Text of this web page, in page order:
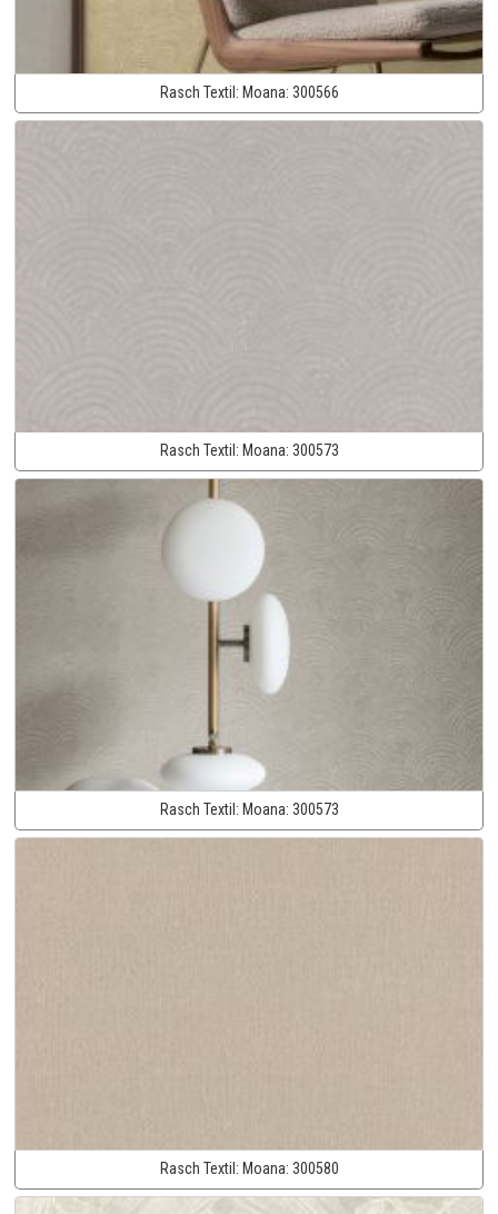
Rasch Textil: Moana: 300566
Rasch Textil: Moana: 300573
Rasch Textil: Moana: 300573
Rasch Textil: Moana: 300580